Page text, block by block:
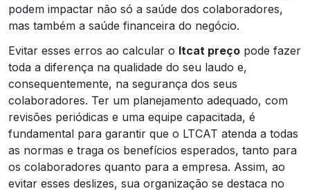
podem impactar não só a saúde dos colaboradores,
mas também a saúde financeira do negócio.
Evitar esses erros ao calcular o ltcat preço pode fazer
toda a diferença na qualidade do seu laudo e,
consequentemente, na segurança dos seus
colaboradores. Ter um planejamento adequado, com
revisões periódicas e uma equipe capacitada, é
fundamental para garantir que o LTCAT atenda a todas
as normas e traga os benefícios esperados, tanto para
os colaboradores quanto para a empresa. Assim, ao
evitar esses deslizes, sua organização se destaca no